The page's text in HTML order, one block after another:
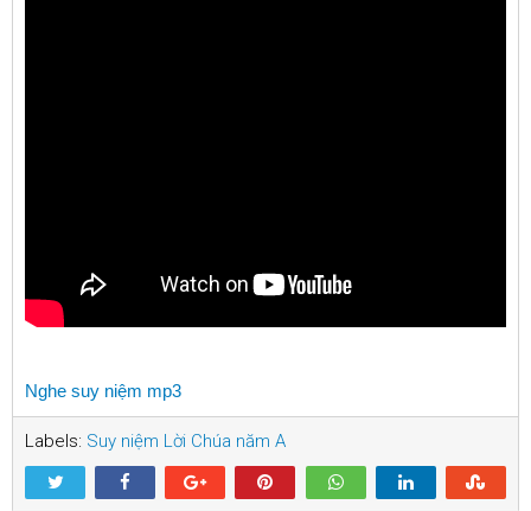
Nghe suy niệm mp3
Labels: Suy niệm Lời Chúa năm A